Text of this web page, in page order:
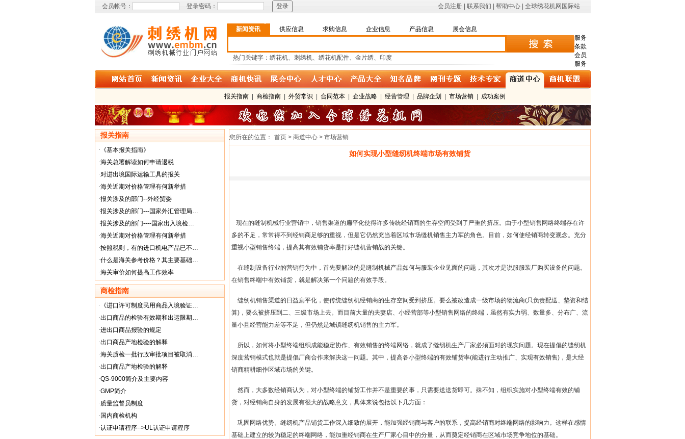
会员帐号： 登录密码： 会员注册| 联系我们 帮助中心| 全球绣花机网国际站
新闻资讯 供应信息 求购信息 企业信息 产品信息 展会信息
热门关键字：绣花机、刺绣机、绣花机配件、金片绣、印度
服务
条款
会员
服务
报关指南| 商检指南| 外贸常识 合同范本| 企业战略| 经营管理 品牌企划 市场营销| 成功案例
报关指南
· 《基本报关指南》
·海关总署解读如何申请退税
·对进出境国际运输工具的报关
·海关近期对价格管理有何新举措
·报关涉及的部门--外经贸委
·报关涉及的部门---国家外汇管理局…
·报关涉及的部门----国家出入境检…
·海关近期对价格管理有何新举措
·按照税则，有的进口机电产品已不…
·什么是海关参考价格？其主要基础…
·海关审价如何提高工作效率
商检指南
· 《进口许可制度民用商品入境验证…
·出口商品的检验有效期和出运限期…
·进出口商品报验的规定
·出口商品产地检验的解释
·海关质检一批行政审批项目被取消…
·出口商品产地检验的解释
·QS-9000简介及主要内容
·GMP简介
·质量监督员制度
· 国内商检机构
·认证申请程序-->UL认证申请程序
您所在的位置： 首页 > 商道中心 > 市场营销
如何实现小型缝纫机终端市场有效铺货
现在的缝制机械行业营销中，销售渠道的扁平化使得许多传统经销商的生存空间受到了严重的挤压。由于小型销售网络终端存在许
多的不足，常常得不到经销商足够的重视，但是它仍然充当着区域市场缝机销售主力军的角色。目前，如何使经销商转变观念。充分
重视小型销售终端，提高其有效铺货率是打好缝机营销战的关键。
在缝制设备行业的营销行为中，首先要解决的是缝制机械产品如何与服装企业见面的问题，其次才是说服服装厂购买设备的问题。
在销售终端中有效铺货，就是解决第一个问题的有效手段。
缝纫机销售渠道的日益扁平化，使传统缝纫机经销商的生存空间受到挤压。要么被改造成一级市场的物流商(只负责配送、垫资和结
算)，要么被挤压到二、三级市场上去。而目前大量的夫妻店、小经营部等小型销售网络的终端，虽然有实力弱、数量多、分布广、流
量小且经营能力差等不足，但仍然是城镇缝纫机销售的主力军。
所以，如何将小型终端组织成能稳定协作、有效销售的终端网络，就成了缝纫机生产厂家必须面对的现实问题。现在提倡的缝纫机
深度营销模式也就是提倡厂商合作来解决这一问题。其中，提高各小型终端的有效铺货率(能进行主动推广、实现有效销售)，是大经
销商精耕细作区域市场的关键。
然而，大多数经销商认为，对小型终端的铺货工作并不是重要的事，只需要送送货即可。殊不知，组织实施对小型终端有效的铺
货，对经销商自身的发展有很大的战略意义，具体来说包括以下几方面：
巩固网络优势。缝纫机产品铺货工作深入细致的展开，能加强经销商与客户的联系，提高经销商对终端网络的影响力。这样在感情
基础上建立的较为稳定的终端网络，能加重经销商在生产厂家心目中的分量，从而奠定经销商在区域市场竞争地位的基础。